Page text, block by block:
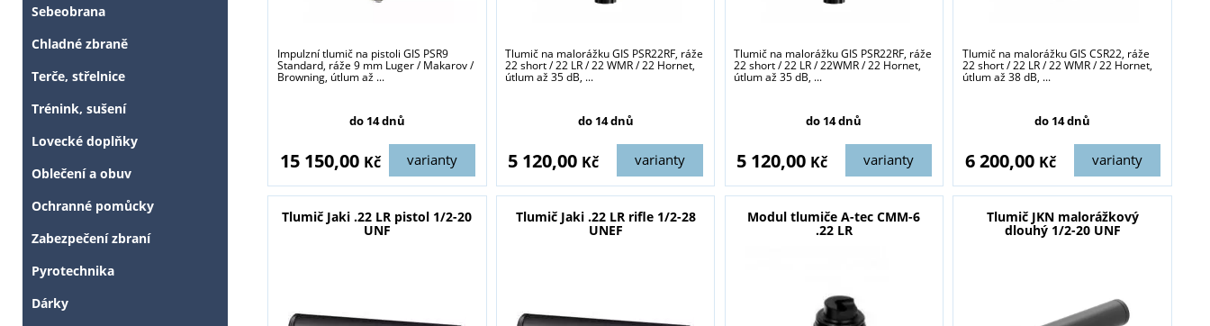
Impulzní tlumič na pistoli GIS PSR9
Standard, ráže 9 mm Luger / Makarov /
Browning, útlum až ...
do 14 dnů
varianty
15 150,00 Kč
Tlumič na malorážku GIS PSR22RF, ráže
22 short / 22 LR / 22 WMR / 22 Hornet,
útlum až 35 dB, ...
do 14 dnů
varianty
5 120,00 Kč
Tlumič na malorážku GIS PSR22RF, ráže
22 short / 22 LR / 22WMR / 22 Hornet,
útlum až 35 dB, ...
do 14 dnů
varianty
5 120,00 Kč
Tlumič na malorážku GIS CSR22, ráže
22 short / 22 LR / 22 WMR / 22 Hornet,
útlum až 38 dB, ...
do 14 dnů
varianty
6 200,00 Kč
Tlumič Jaki .22 LR pistol 1/2-20
UNF
Tlumič Jaki .22 LR rifle 1/2-28
UNEF
Modul tlumiče A-tec CMM-6
.22 LR
Tlumič JKN malorážkový
dlouhý 1/2-20 UNF
Sebeobrana
Chladné zbraně
Terče, střelnice
Trénink, sušení
Lovecké doplňky
Oblečení a obuv
Ochranné pomůcky
Zabezpečení zbraní
Pyrotechnika
Dárky